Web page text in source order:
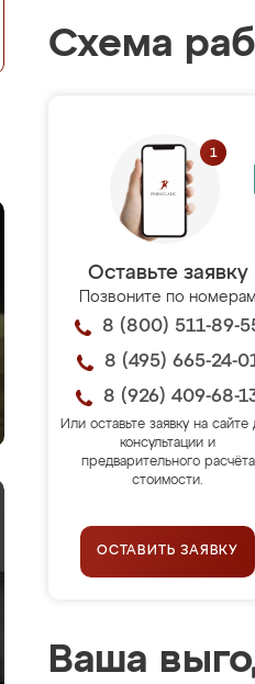
Схема
Оставьте заявку
Позвоните по номерам
8 (800) 511-89-
8 (495) 665-24-
8 (926) 409-68-
Или оставьте заявку на сайте
консультации и
предварительного расчёта
стоимости.
ОСТАВИТЬ ЗАЯВКУ
Ваша